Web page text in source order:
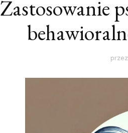
Zastosowanie
przez